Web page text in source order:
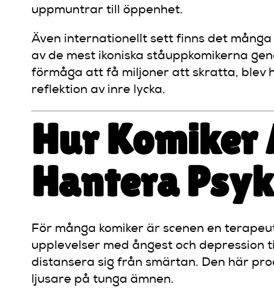
uppmuntrar till öppenhet.
Även internationellt sett finns det
av de mest ikoniska ståuppkomikerna
förmåga att få miljoner att skratta, blev
reflektion av inre lycka.
Hur
Hantera
För många komiker är scenen en
upplevelser med ångest och
distansera sig från smärtan. Den här
ljusare på tunga ämnen.